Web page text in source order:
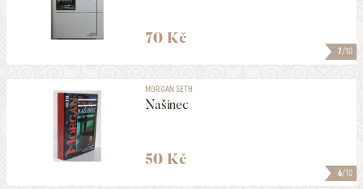
7/10
70 Kč
6/10
MORGAN SETH
Našinec
50 Kč